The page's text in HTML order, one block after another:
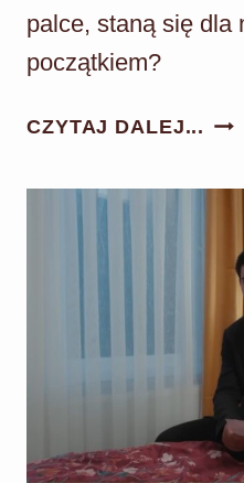
palce, staną się dla
początkiem?
CZYTAJ DALEJ...